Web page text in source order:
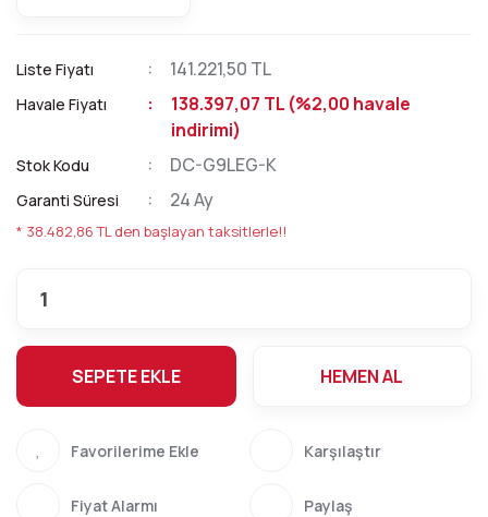
Liste Fiyatı 141.221,50 TL
Havale Fiyatı
138.397,07 TL (%2,00 havale
indirimi)
Stok Kodu DC-G9LEG-K
Garanti Süresi 24 Ay
* 38.482,86 TL den başlayan taksitlerle!!
SEPETE EKLE HEMEN AL
Karşılaştır
Fiyat Alarmı Paylaş